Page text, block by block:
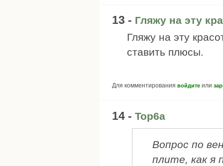
13 - Гляжу на эту
Гляжу на эту
ставить плюсы.
Для комментирования войдите или
14 - Top6a
Вопрос по
плите, как я